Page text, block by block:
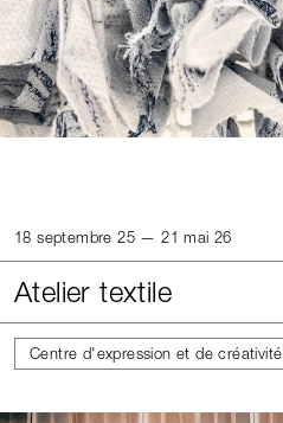
18 septembre 25 — 21 mai 26
Atelier textile
Centre d'expression et de créativité